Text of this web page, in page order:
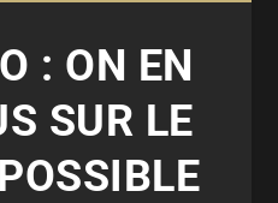
: ON EN
SUR LE